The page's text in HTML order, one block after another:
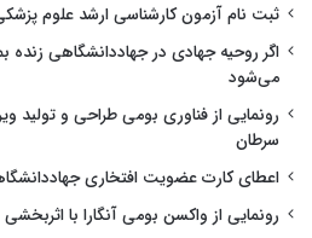
ثبت نام آزمون کارشناسی ارشد علوم
اگر روحیه جهادی در جهاددانشگاهی زنده
می‌شود
رونمایی از فناوری بومی طراحی و تولید
سرطان
اعطای کارت عضویت افتخاری
رونمایی از واکسن بومی آنگارا با اثربخشی بیش